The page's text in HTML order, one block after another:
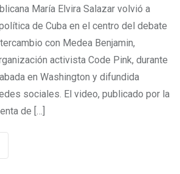
María Elvira Salazar volvió a
de Cuba en el centro del debate
con Medea Benjamin,
activista Code Pink, durante
en Washington y difundida
sociales. El video, publicado por la
de […]